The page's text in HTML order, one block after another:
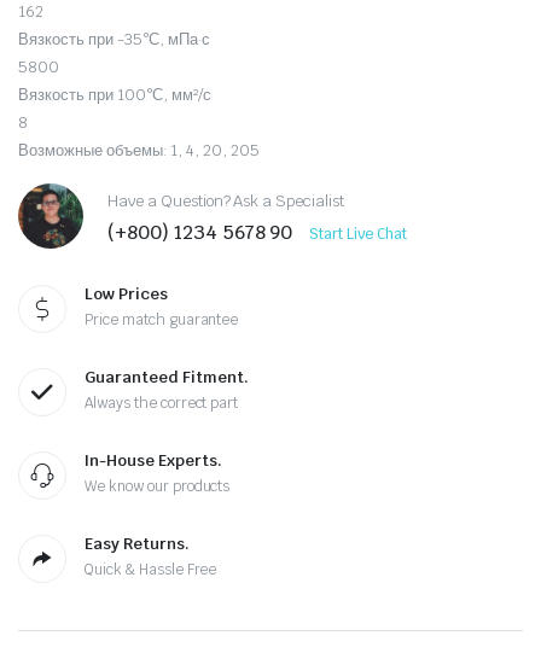
162
Вязкость при -35°С, мПа·с
5800
Вязкость при 100°С, мм²/с
8
Возможные объемы: 1, 4, 20, 205
Have a Question? Ask a Specialist
(+800) 1234 5678 90 Start Live Chat
Low Prices
Price match guarantee
Guaranteed Fitment.
Always the correct part
In-House Experts.
We know our products
Easy Returns.
Quick & Hassle Free